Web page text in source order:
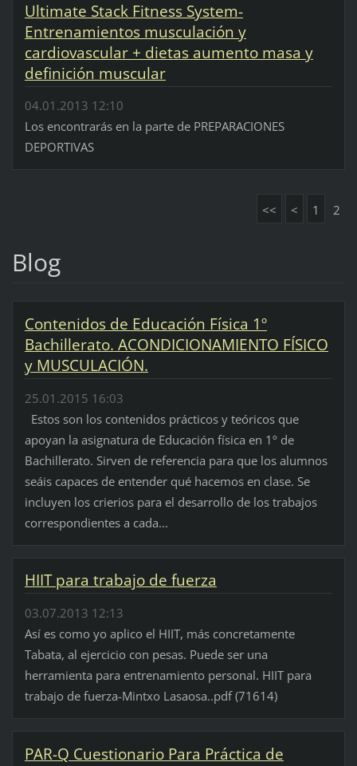
Ultimate Stack Fitness System-
Entrenamientos musculación y
cardiovascular + dietas aumento masa y
definición muscular
04.01.2013 12:10
Los encontrarás en la parte de PREPARACIONES
DEPORTIVAS
<< < 1 2
Blog
Contenidos de Educación Física 1º
Bachillerato. ACONDICIONAMIENTO FÍSICO
y MUSCULACIÓN.
25.01.2015 16:03
Estos son los contenidos prácticos y teóricos que
apoyan la asignatura de Educación física en 1º de
Bachillerato. Sirven de referencia para que los alumnos
seáis capaces de entender qué hacemos en clase. Se
incluyen los crierios para el desarrollo de los trabajos
correspondientes a cada...
HIIT para trabajo de fuerza
03.07.2013 12:13
Así es como yo aplico el HIIT, más concretamente
Tabata, al ejercicio con pesas. Puede ser una
herramienta para entrenamiento personal. HIIT para
trabajo de fuerza-Mintxo Lasaosa..pdf (71614)
PAR-Q Cuestionario Para Práctica de